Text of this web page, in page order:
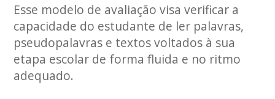
Esse modelo de avaliação visa verificar a
capacidade do estudante de ler palavras,
pseudopalavras e textos voltados à sua
etapa escolar de forma fluida e no ritmo
adequado.